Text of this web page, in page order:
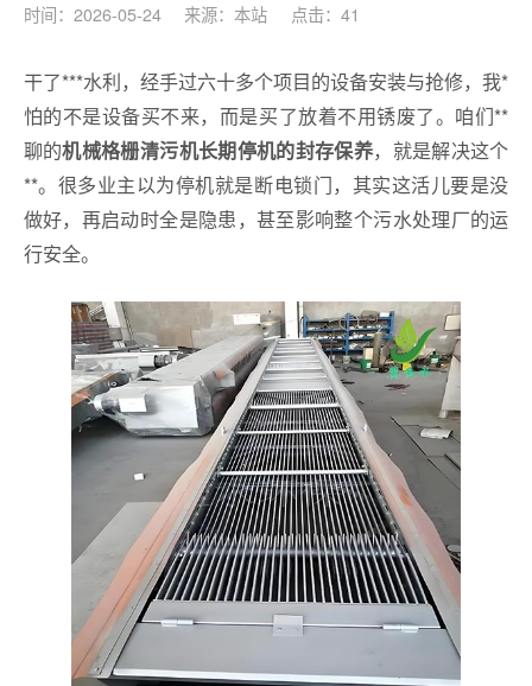
时间：2026-05-24 来源：本站 点击：41
干了***水利，经手过六十多个项目的设备安装与抢修，我*
怕的不是设备买不来，而是买了放着不用锈废了。咱们**
聊的机械格栅清污机长期停机的封存保养，就是解决这个
**。很多业主以为停机就是断电锁门，其实这活儿要是没
做好，再启动时全是隐患，甚至影响整个污水处理厂的运
行安全。